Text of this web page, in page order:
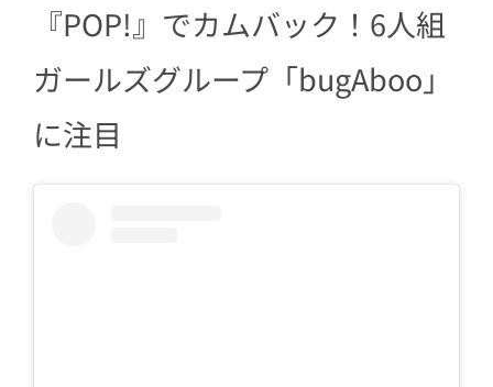
3.4【サブボーカル担当】シアン(시안
/ Cyan)
3.5【みんなのリーダー！】チョヨン
/ Zin)
『POP!』でカムバック！6人組
ガールズグループ「bugAboo」
に注目